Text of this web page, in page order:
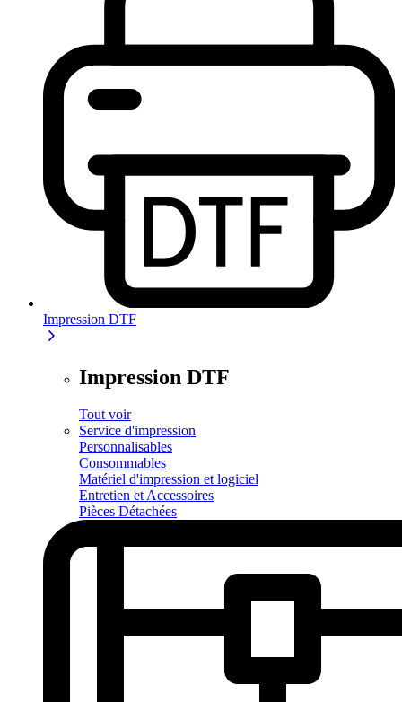
Impression DTF
Impression DTF
Tout voir
Service d'impression
Personnalisables
Consommables
Matériel d'impression et logiciel
Entretien et Accessoires
Pièces Détachées